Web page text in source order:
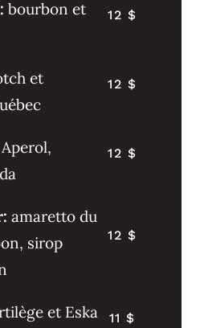
bourbon et
12 $
et
12 $
Aperol,
12 $
amaretto du
sirop
12 $
et Eska
11 $